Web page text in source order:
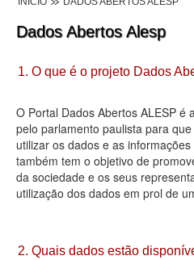
Lei de Acesso à Informação
Dados Governamentais
Planejamento
Catálogo de dados
Processo Legislativo
Deputados Estaduais
Dados Abertos Alesp
1. O que é o projeto Dados
O Portal Dados Abertos ALESP é
pelo parlamento paulista para
utilizar os dados e as
também tem o objetivo de
da sociedade e os seus
utilização dos dados em prol de
2. Quais dados estão